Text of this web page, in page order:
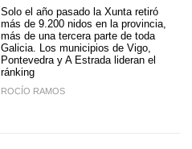
Solo el año pasado la Xunta retiró
más de 9.200 nidos en la provincia,
más de una tercera parte de toda
Galicia. Los municipios de Vigo,
Pontevedra y A Estrada lideran el
ránking
ROCÍO RAMOS